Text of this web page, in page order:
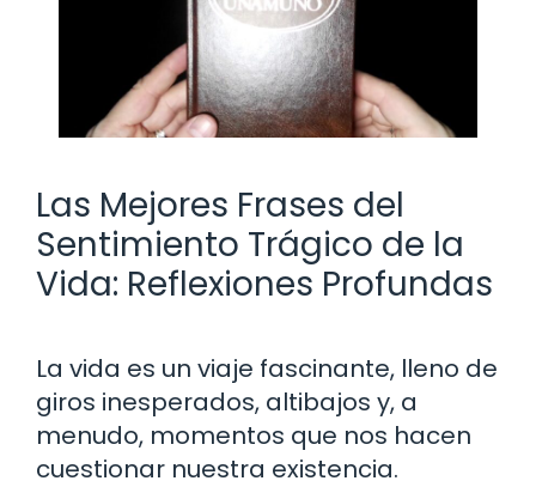
Las Mejores Frases del
Sentimiento Trágico de la
Vida: Reflexiones Profundas
La vida es un viaje fascinante, lleno de
giros inesperados, altibajos y, a
menudo, momentos que nos hacen
cuestionar nuestra existencia.